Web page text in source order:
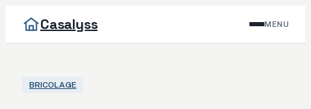
Casalyss MENU
BRICOLAGE